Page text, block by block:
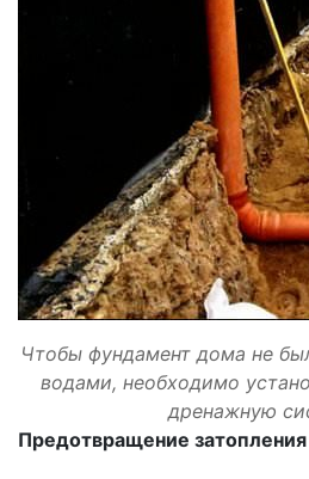
Чтобы фундамент дома не
водами, необходимо
дренажную
Предотвращение